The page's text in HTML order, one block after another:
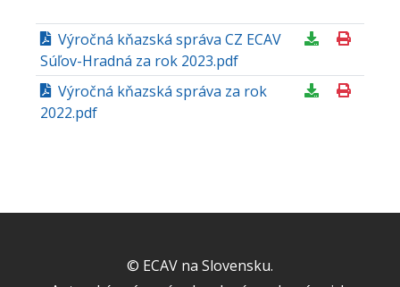
Výročná kňazská správa CZ ECAV
Súľov-Hradná za rok 2023.pdf
Výročná kňazská správa za rok
2022.pdf
© ECAV na Slovensku.